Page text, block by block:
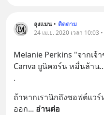
ลุงแมน • ติดตาม
24 เม.ย. 2020 เวลา 10:03
Melanie Perkins "จากเจ้
Canva ยูนิคอร์น หมื่นล้าน..
.
ถ้าหากเรานึกถึงซอฟต์แว
ออก... อ่านต่อ